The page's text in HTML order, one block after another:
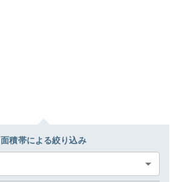
面積帯による絞り込み